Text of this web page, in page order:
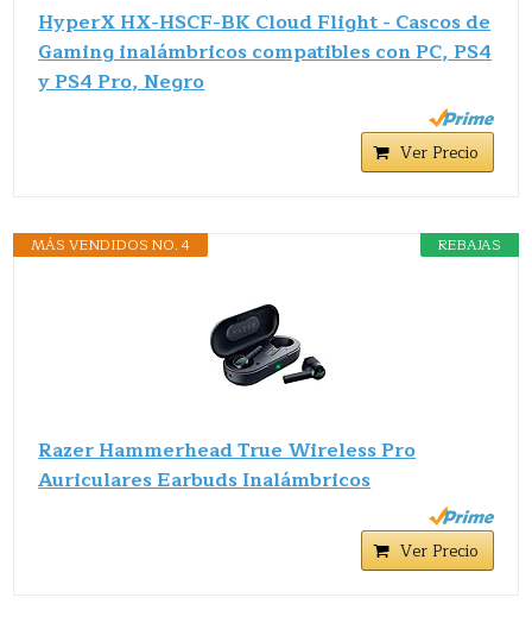
HyperX HX-HSCF-BK Cloud Flight - Cascos de
Gaming inalámbricos compatibles con PC, PS4
y PS4 Pro, Negro
Ver Precio
REBAJAS
MÁS VENDIDOS NO. 4
Razer Hammerhead True Wireless Pro
Auriculares Earbuds Inalámbricos
Ver Precio